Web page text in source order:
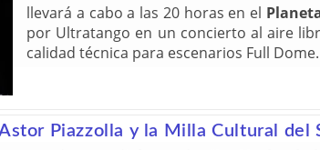
llevará a cabo a las 20 horas en el
por Ultratango en un concierto al aire
calidad técnica para escenarios Full
Piazzolla y la Milla Cultural del